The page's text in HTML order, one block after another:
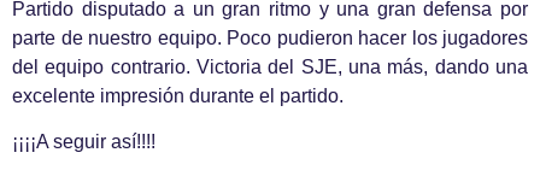
Partido disputado a un gran ritmo y una gran defensa por
parte de nuestro equipo. Poco pudieron hacer los jugadores
del equipo contrario. Victoria del SJE, una más, dando una
excelente impresión durante el partido.
¡¡¡¡A seguir así!!!!